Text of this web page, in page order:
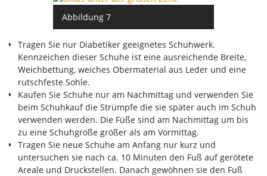
Abbildung 7
Tragen Sie nur Diabetiker geeignetes Schuhwerk.
Kennzeichen dieser Schuhe ist eine ausreichende Breite,
Weichbettung, weiches Obermaterial aus Leder und eine
rutschfeste Sohle.
Kaufen Sie Schuhe nur am Nachmittag und verwenden Sie
beim Schuhkauf die Strümpfe die sie später auch im Schuh
verwenden werden. Die Füße sind am Nachmittag um bis
zu eine Schuhgröße größer als am Vormittag.
Tragen Sie neue Schuhe am Anfang nur kurz und
untersuchen sie nach ca. 10 Minuten den Fuß auf gerötete
Areale und Druckstellen. Danach gewöhnen sie den Fuß